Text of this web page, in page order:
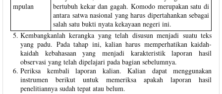
mpulan
bertubuh kekar dan gagah. Komodo merupakan satu di
antara satwa nasional yang harus dipertahankan sebagai
salah satu bukti nyata kekayaan negeri ini.
Kembangkanlah kerangka yang telah disusun menjadi suatu teks
yang padu. Pada tahap ini, kalian harus memperhatikan kaidah-
kaidah kebahasaan yang menjadi karakteristik laporan hasil
observasi yang telah dipelajari pada bagian sebelumnya.
Periksa kembali laporan kalian. Kalian dapat menggunakan
instrumen berikut untuk memeriksa apakah laporan hasil
penelitiannya sudah tepat atau belum.